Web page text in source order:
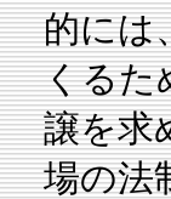
的には
くるた
譲を求
場の法